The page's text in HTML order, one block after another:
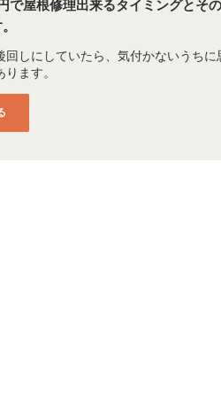
で屋根修理出来るタイミングとそ
回しにしていたら、気付かないうちに
ます。